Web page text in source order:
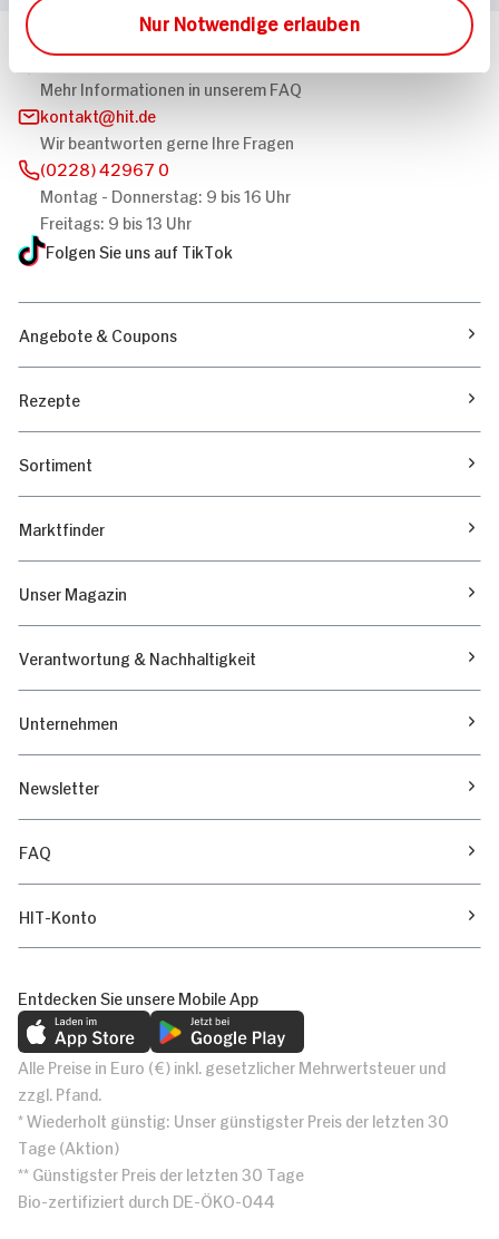
Nur Notwendige erlauben
Häufig gestellte Fragen
Mehr Informationen in unserem FAQ
kontakt
hit.de
Wir beantworten gerne Ihre Fragen
(0228) 42967 0
Montag - Donnerstag: 9 bis 16 Uhr
Freitags: 9 bis 13 Uhr
Folgen Sie uns auf TikTok
Angebote & Coupons
Rezepte
Sortiment
Marktfinder
Unser Magazin
Verantwortung & Nachhaltigkeit
Unternehmen
Newsletter
FAQ
HIT-Konto
Entdecken Sie unsere Mobile App
Alle Preise in Euro (€) inkl. gesetzlicher Mehrwertsteuer und
zzgl. Pfand.
* Wiederholt günstig: Unser günstigster Preis der letzten 30
Tage (Aktion)
** Günstigster Preis der letzten 30 Tage
Bio-zertifiziert durch DE-ÖKO-044